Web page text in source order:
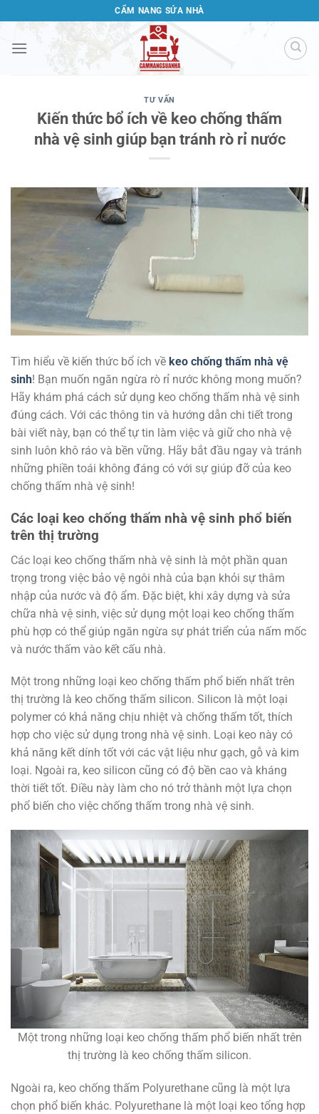
qua
nội
CẨM NANG SỬA NHÀ
TƯ VẤN
Kiến thức bổ ích về keo chống thấm
nhà vệ sinh giúp bạn tránh rò rỉ nước
Tìm hiểu về kiến thức bổ ích về keo chống thấm nhà vệ
sinh! Bạn muốn ngăn ngừa rò rỉ nước không mong muốn?
Hãy khám phá cách sử dụng keo chống thấm nhà vệ sinh
đúng cách. Với các thông tin và hướng dẫn chi tiết trong
bài viết này, bạn có thể tự tin làm việc và giữ cho nhà vệ
sinh luôn khô ráo và bền vững. Hãy bắt đầu ngay và tránh
những phiền toái không đáng có với sự giúp đỡ của keo
chống thấm nhà vệ sinh!
Các loại keo chống thấm nhà vệ sinh phổ biến
trên thị trường
Các loại keo chống thấm nhà vệ sinh là một phần quan
trọng trong việc bảo vệ ngôi nhà của bạn khỏi sự thâm
nhập của nước và độ ẩm. Đặc biệt, khi xây dựng và sửa
chữa nhà vệ sinh, việc sử dụng một loại keo chống thấm
phù hợp có thể giúp ngăn ngừa sự phát triển của nấm mốc
và nước thấm vào kết cấu nhà.
Một trong những loại keo chống thấm phổ biến nhất trên
thị trường là keo chống thấm silicon. Silicon là một loại
polymer có khả năng chịu nhiệt và chống thấm tốt, thích
hợp cho việc sử dụng trong nhà vệ sinh. Loại keo này có
khả năng kết dính tốt với các vật liệu như gạch, gỗ và kim
loại. Ngoài ra, keo silicon cũng có độ bền cao và kháng
thời tiết tốt. Điều này làm cho nó trở thành một lựa chọn
phổ biến cho việc chống thấm trong nhà vệ sinh.
Một trong những loại keo chống thấm phổ biến nhất trên
thị trường là keo chống thấm silicon.
Ngoài ra, keo chống thấm Polyurethane cũng là một lựa
chọn phổ biến khác. Polyurethane là một loại keo tổng hợp